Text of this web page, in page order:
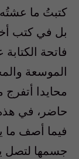
كتبتُ ما
بل في كتب
فاتحة
الموسعة
محايدا
حاضر، في
فيما أصف
جسمها لتصل